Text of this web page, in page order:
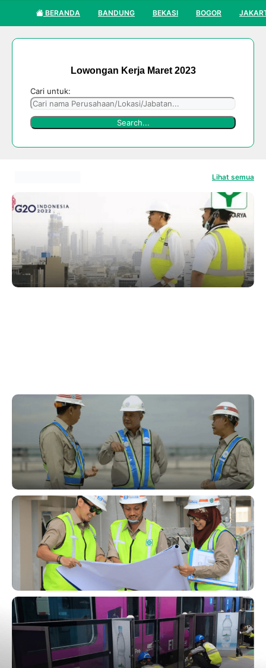
BERANDA BANDUNG BEKASI BOGOR
Lowongan Kerja Maret 2023
Cari untuk:
Lihat semua